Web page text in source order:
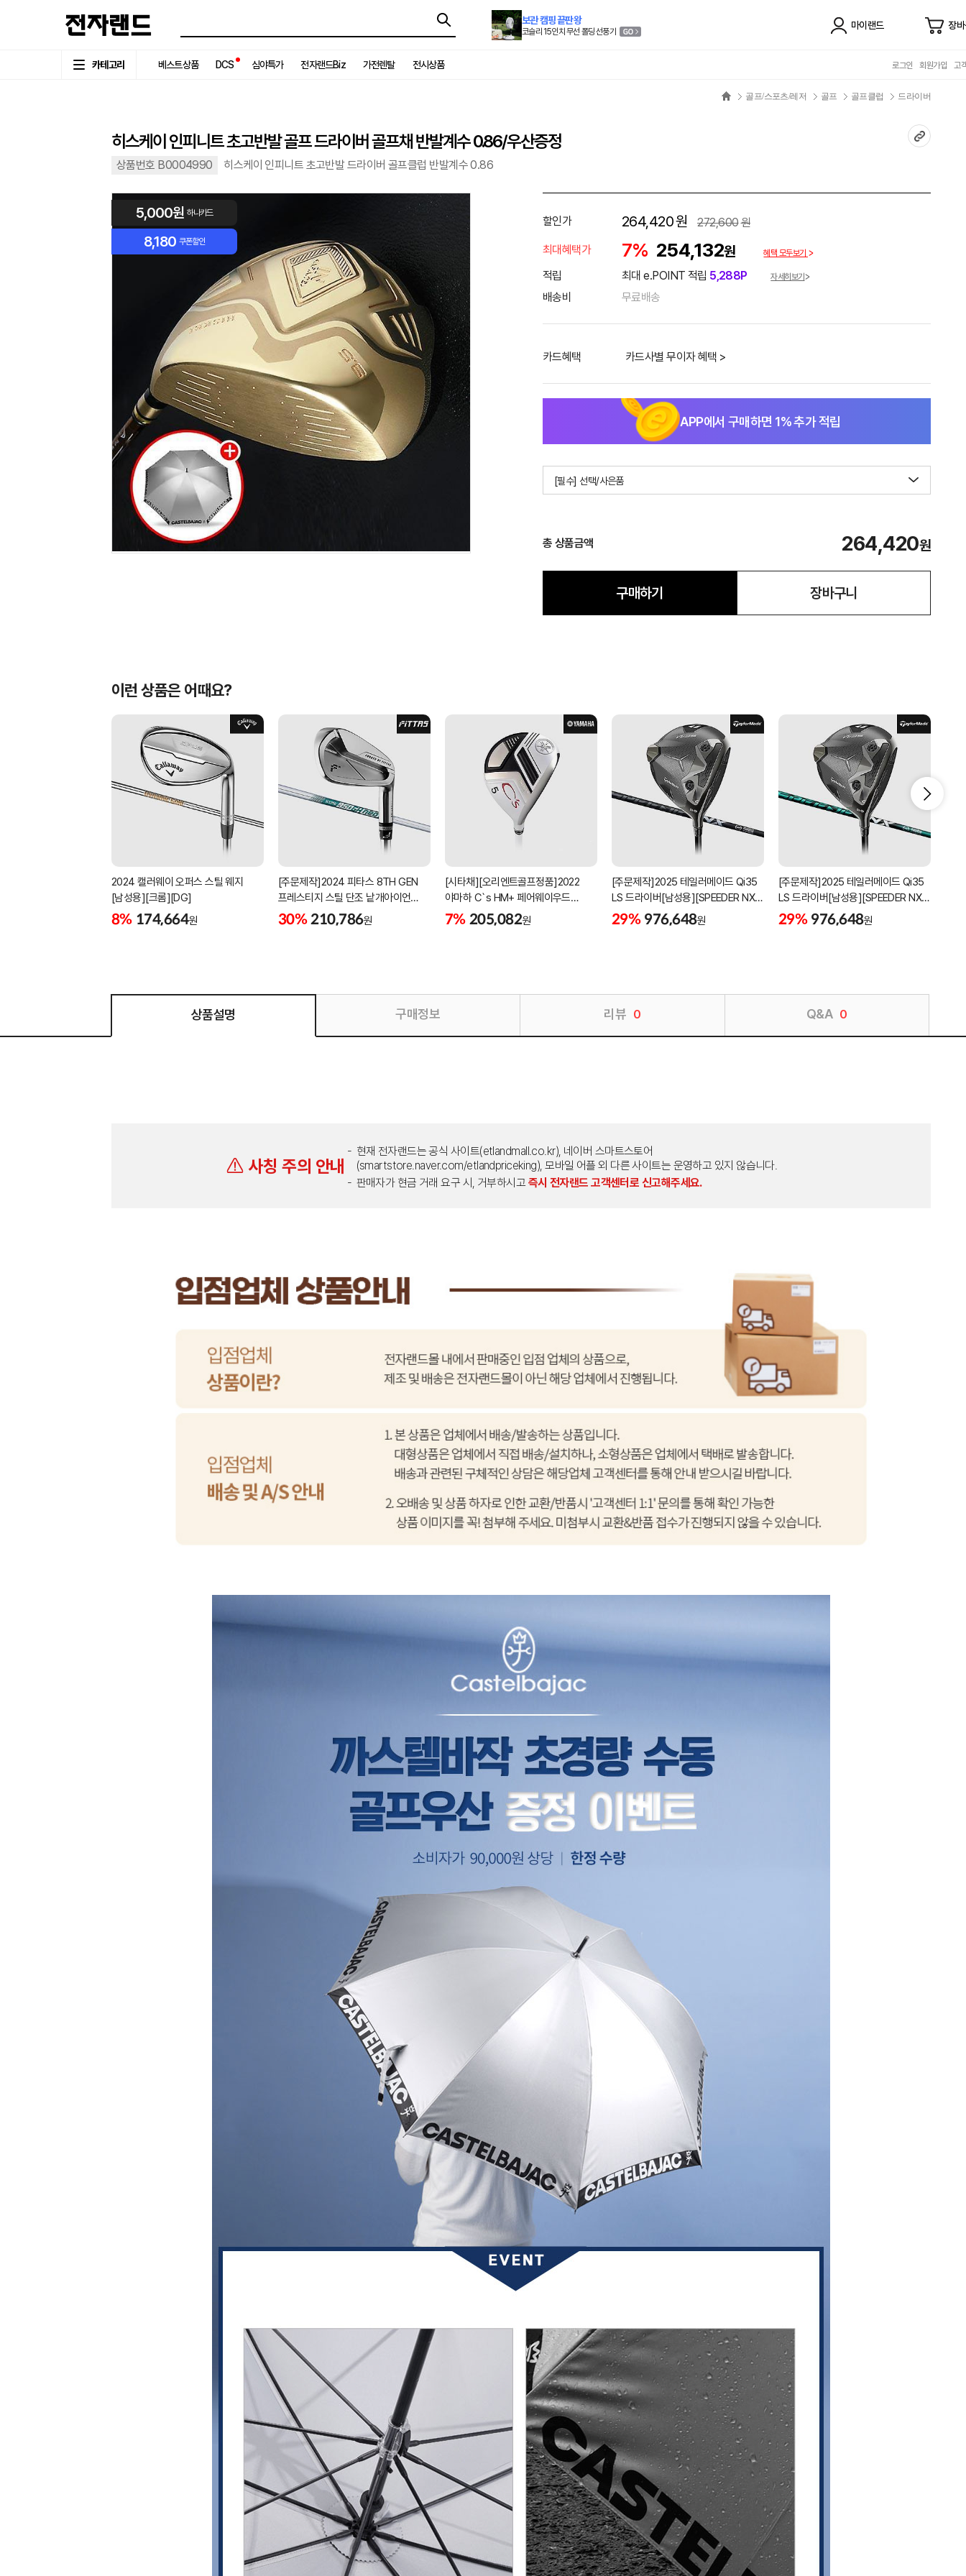
보관 캠핑 끝판왕
코슬리 15인치 무선 폴딩 선풍기
마이랜드 장
카테고리 베스트상품 DCS 심야특가 전자랜드Biz 가전렌탈 전시상품 로그인 회원가입 고
골프/스포츠/레저 골프 골프클럽 드라이버
히스케이 인피니트 초고반발 골프 드라이버 골프채 반발계수 0.86/우산증정
상품번호 B0004990 히스케이 인피니트 초고반발 드라이버 골프클럽 반발계수 0.86
5,000원 하나카드
8,180 쿠폰할인
할인가 264,420원 272,600원
최대혜택가
7% 254,132원 혜택 모두보기
적립 최대 e.POINT 적립 5,288P 자세히보기
배송비 무료배송
카드혜택 카드사별 무이자 혜택 >
APP에서 구매하면 1% 추가 적립
[필수] 선택/사은품
총 상품금액 264,420원
구매하기 장바구니
이런 상품은 어때요?
2024 캘러웨이 오퍼스 스틸 웨지
[남성용][크롬][DG]
8% 174,664원
[주문제작]2024 피타스 8TH GEN
프레스티지 스틸 단조 낱개아이언
[남성용][4번][NSPRO950GH NEO]
30% 210,786원
[시타채][오리엔트골프정품]2022
야마하 C`s HM+ 페어웨이우드
[여성용][화이트][C`s HM+
7% 205,082원
[주문제작]2025 테일러메이드 Qi35
LS 드라이버[남성용][SPEEDER NX
BLACK]
29% 976,648원
[주문제작]2025 테일러메이드 Qi35
LS 드라이버[남성용][SPEEDER NX
GREEN]
29% 976,648원
상품설명 구매정보 리뷰 0 Q&A 0
사칭 주의 안내
현재 전자랜드는 공식 사이트(etlandmall.co.kr), 네이버 스마트스토어
(smartstore.naver.com/etlandpriceking), 모바일 어플 외 다른 사이트는 운영하고 있지 않습니다.
판매자가 현금 거래 요구 시, 거부하시고 즉시 전자랜드 고객센터로 신고해주세요.